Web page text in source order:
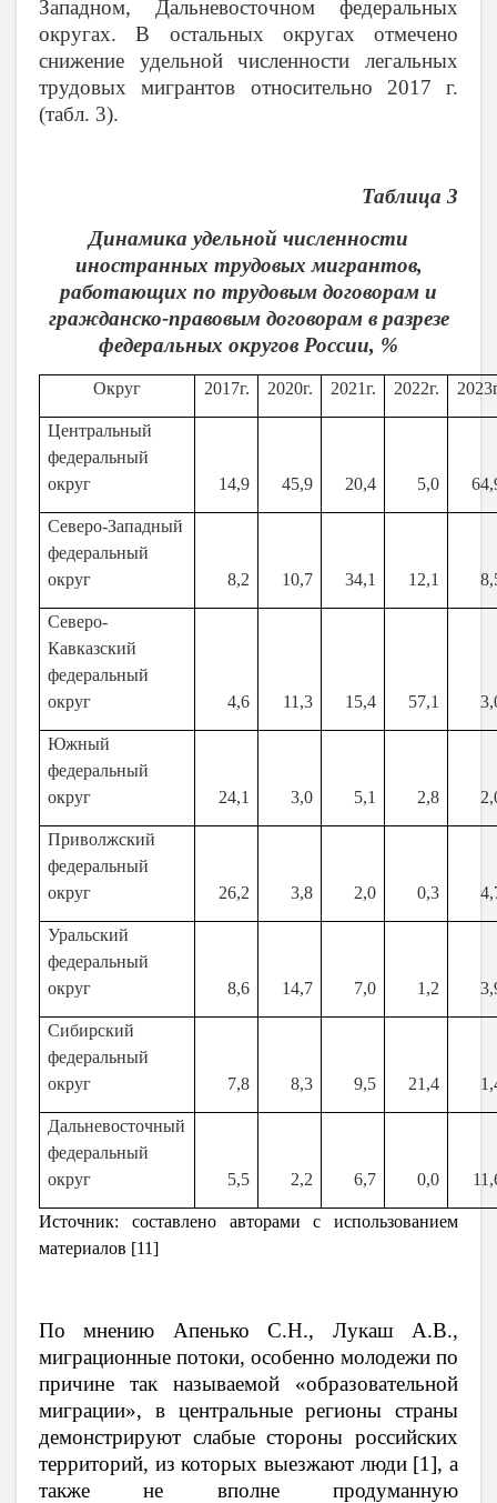
Западном, Дальневосточном федеральных
округах. В остальных округах отмечено
снижение удельной численности легальных
трудовых мигрантов относительно 2017 г.
(табл. 3).
Таблица 3
Динамика удельной численности
иностранных трудовых мигрантов,
работающих по трудовым договорам и
гражданско-правовым договорам в разрезе
федеральных округов России, %
Округ 2017г. 2020г. 2021г. 2022г.
Центральный
федеральный
округ
14,9 45,9 20,4 5,0
Северо-Западный
федеральный
округ
8,2 10,7 34,1 12,1
Северо-
Кавказский
федеральный
округ
4,6 11,3 15,4 57,1
Южный
федеральный
округ
24,1 3,0 5,1 2,8
Приволжский
федеральный
округ
26,2 3,8 2,0 0,3
Уральский
федеральный
округ
8,6 14,7 7,0 1,2
Сибирский
федеральный
округ
7,8 8,3 9,5 21,4
Дальневосточный
федеральный
округ
5,5 2,2 6,7 0,0
Источник: составлено авторами с использованием
материалов [11]
По мнению Апенько С.Н., Лукаш А.В.,
миграционные потоки, особенно молодежи по
причине так называемой «образовательной
миграции», в центральные регионы страны
демонстрируют слабые стороны российских
территорий, из которых выезжают люди [1], а
также не вполне продуманную